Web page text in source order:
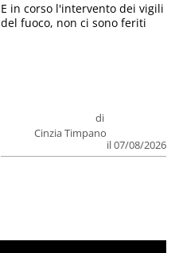
di
Cinzia Timpano
il 07/08/2026
E in corso l'intervento dei vigili
del fuoco, non ci sono feriti